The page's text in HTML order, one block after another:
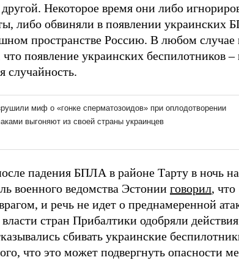
Некоторое время они либо
либо обвиняли в появлении украинских
пространстве Россию. В любом случае
появление украинских беспилотников –
случайность.
падения БПЛА в районе Тарту в ночь
военного ведомства Эстонии говорил,
и речь не идет о преднамеренной
стран Прибалтики одобряли
сбивать украинские
что это может подвергнуть опасности